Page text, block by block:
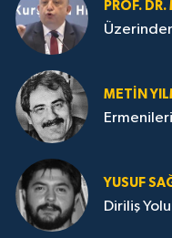
PROF.
METIN
YUSUF
Diriliş